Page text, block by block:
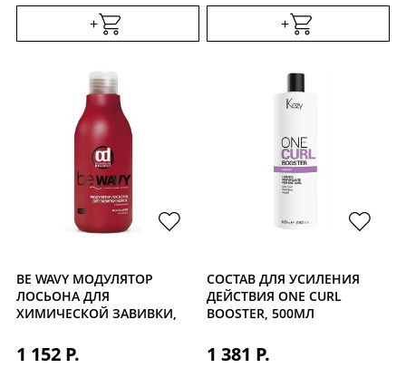
+ +
BE WAVY МОДУЛЯТОР
ЛОСЬОНА ДЛЯ
ХИМИЧЕСКОЙ ЗАВИВКИ,
1 152 Р.
СОСТАВ ДЛЯ УСИЛЕНИЯ
ДЕЙСТВИЯ ONE CURL
BOOSTER, 500МЛ
1 381 Р.